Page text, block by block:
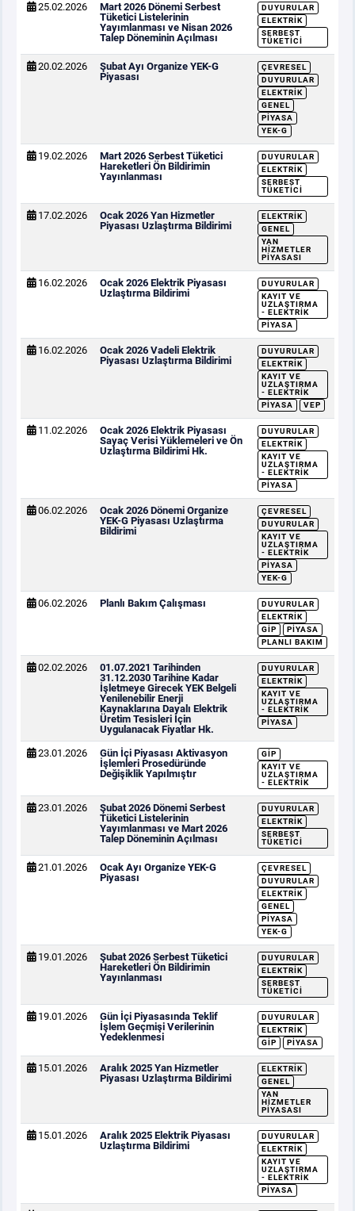
25.02.2026
Mart 2026 Dönemi Serbest
Tüketici Listelerinin
Yayımlanması ve Nisan 2026
Talep Döneminin Açılması
DUYURULAR
ELEKTRIK
SERBEST
TÜKETICI
20.02.2026
Şubat Ayı Organize YEK-G
Piyasası
ÇEVRESEL
DUYURULAR
ELEKTRIK
GENEL
PIYASA
YEK-G
19.02.2026
Mart 2026 Serbest Tüketici
Hareketleri Ön Bildirimin
Yayınlanması
DUYURULAR
ELEKTRIK
SERBEST
TÜKETICI
17.02.2026
Ocak 2026 Yan Hizmetler
Piyasası Uzlaştırma Bildirimi
ELEKTRIK
GENEL
YAN
HIZMETLER
PIYASASI
16.02.2026
Ocak 2026 Elektrik Piyasası
Uzlaştırma Bildirimi
DUYURULAR
KAYIT VE
UZLAŞTIRMA
- ELEKTRIK
PIYASA
16.02.2026
Ocak 2026 Vadeli Elektrik
Piyasası Uzlaştırma Bildirimi
DUYURULAR
ELEKTRIK
KAYIT VE
UZLAŞTIRMA
- ELEKTRIK
PIYASA
VEP
11.02.2026
Ocak 2026 Elektrik Piyasası
Sayaç Verisi Yüklemeleri ve Ön
Uzlaştırma Bildirimi Hk.
DUYURULAR
ELEKTRIK
KAYIT VE
UZLAŞTIRMA
- ELEKTRIK
PIYASA
06.02.2026
Ocak 2026 Dönemi Organize
YEK-G Piyasası Uzlaştırma
Bildirimi
ÇEVRESEL
DUYURULAR
KAYIT VE
UZLAŞTIRMA
- ELEKTRIK
PIYASA
YEK-G
06.02.2026 Planlı Bakım Çalışması
DUYURULAR
ELEKTRIK
GİP
PIYASA
PLANLI BAKIM
02.02.2026
01.07.2021 Tarihinden
31.12.2030 Tarihine Kadar
İşletmeye Girecek YEK Belgeli
Yenilenebilir Enerji
Kaynaklarına Dayalı Elektrik
Üretim Tesisleri İçin
Uygulanacak Fiyatlar Hk.
DUYURULAR
ELEKTRIK
KAYIT VE
UZLAŞTIRMA
- ELEKTRIK
PIYASA
23.01.2026
Gün İçi Piyasası Aktivasyon
İşlemleri Prosedüründe
Değişiklik Yapılmıştır
GİP
KAYIT VE
UZLAŞTIRMA
- ELEKTRIK
23.01.2026
Şubat 2026 Dönemi Serbest
Tüketici Listelerinin
Yayımlanması ve Mart 2026
Talep Döneminin Açılması
DUYURULAR
ELEKTRIK
SERBEST
TÜKETICI
21.01.2026
Ocak Ayı Organize YEK-G
Piyasası
ÇEVRESEL
DUYURULAR
ELEKTRIK
GENEL
PIYASA
YEK-G
19.01.2026
Şubat 2026 Serbest Tüketici
Hareketleri Ön Bildirimin
Yayınlanması
DUYURULAR
ELEKTRIK
SERBEST
TÜKETICI
19.01.2026
Gün İçi Piyasasında Teklif
İşlem Geçmişi Verilerinin
Yedeklenmesi
DUYURULAR
ELEKTRIK
GİP
PIYASA
15.01.2026
Aralık 2025 Yan Hizmetler
Piyasası Uzlaştırma Bildirimi
ELEKTRIK
GENEL
YAN
HIZMETLER
PIYASASI
15.01.2026
Aralık 2025 Elektrik Piyasası
Uzlaştırma Bildirimi
DUYURULAR
ELEKTRIK
KAYIT VE
UZLAŞTIRMA
- ELEKTRIK
PIYASA